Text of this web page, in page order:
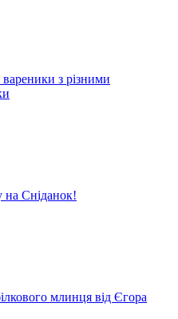
з різними
на Сніданок!
млинця від Єгора